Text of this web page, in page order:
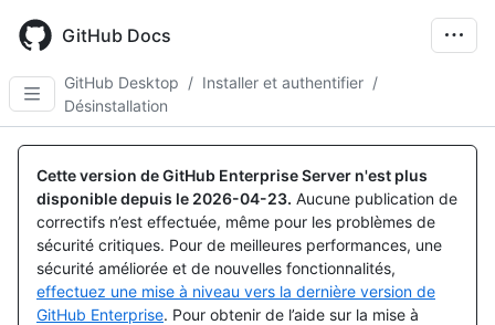
main
content
GitHub Docs
GitHub Desktop / Installer et authentifier /
Désinstallation
Cette version de GitHub Enterprise Server n'est plus
disponible depuis le 2026-04-23. Aucune publication de
correctifs n’est effectuée, même pour les problèmes de
sécurité critiques. Pour de meilleures performances, une
sécurité améliorée et de nouvelles fonctionnalités,
effectuez une mise à niveau vers la dernière version de
GitHub Enterprise. Pour obtenir de l’aide sur la mise à